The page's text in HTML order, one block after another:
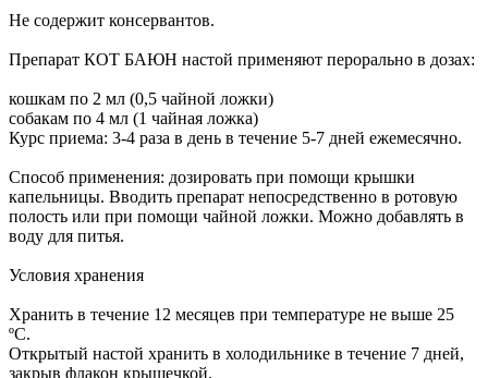
Не содержит консервантов.
Препарат КОТ БАЮН настой применяют перорально в дозах:
кошкам по 2 мл (0,5 чайной ложки)
собакам по 4 мл (1 чайная ложка)
Курс приема: 3-4 раза в день в течение 5-7 дней ежемесячно.
Способ применения: дозировать при помощи крышки
капельницы. Вводить препарат непосредственно в ротовую
полость или при помощи чайной ложки. Можно добавлять в
воду для питья.
Условия хранения
Хранить в течение 12 месяцев при температуре не выше 25
ºС.
Открытый настой хранить в холодильнике в течение 7 дней,
закрыв флакон крышечкой.